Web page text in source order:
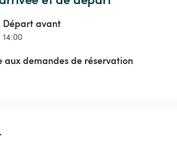
Départ avant
14:00
aux demandes de réservation